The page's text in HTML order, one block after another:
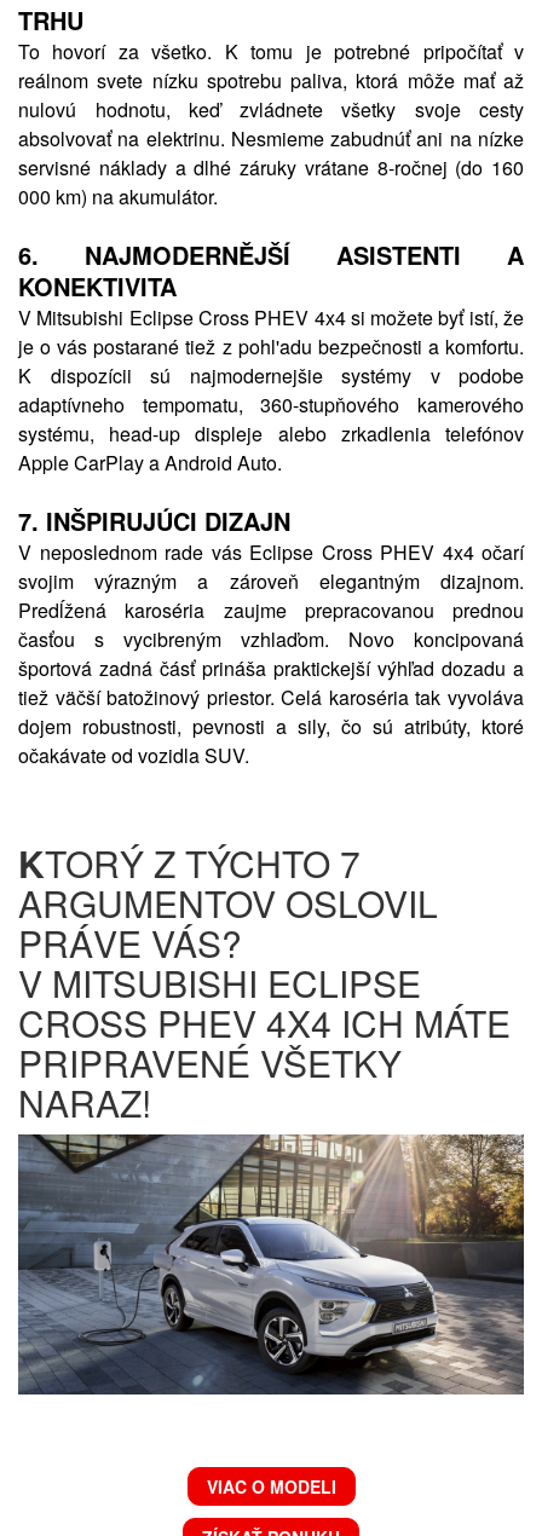
TRHU
To hovorí za všetko. K tomu je potrebné pripočítať v
reálnom svete nízku spotrebu paliva, ktorá môže mať až
nulovú hodnotu, keď zvládnete všetky svoje cesty
absolvovať na elektrinu. Nesmieme zabudnúť ani na nízke
servisné náklady a dlhé záruky vrátane 8-ročnej (do 160
000 km) na akumulátor.
6. NAJMODERNĚJŠÍ ASISTENTI A
KONEKTIVITA
V Mitsubishi Eclipse Cross PHEV 4x4 si možete byť istí, že
je o vás postarané tiež z pohl'adu bezpečnosti a komfortu.
K dispozícii sú najmodernejšie systémy v podobe
adaptívneho tempomatu, 360-stupňového kamerového
systému, head-up displeje alebo zrkadlenia telefónov
Apple CarPlay a Android Auto.
7. INŠPIRUJÚCI DIZAJN
V neposlednom rade vás Eclipse Cross PHEV 4x4 očarí
svojim výrazným a zároveň elegantným dizajnom.
Predĺžená karoséria zaujme prepracovanou prednou
časťou s vycibreným vzhlaďom. Novo koncipovaná
športová zadná čásť prináša praktickejší výhľad dozadu a
tiež väčší batožinový priestor. Celá karoséria tak vyvoláva
dojem robustnosti, pevnosti a sily, čo sú atribúty, ktoré
očakávate od vozidla SUV.
KTORÝ Z TÝCHTO 7
ARGUMENTOV OSLOVIL
PRÁVE VÁS?
V MITSUBISHI ECLIPSE
CROSS PHEV 4X4 ICH MÁTE
PRIPRAVENÉ VŠETKY
NARAZ!
VIAC O MODELI